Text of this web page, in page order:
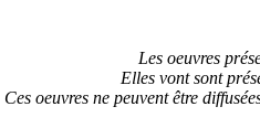
Les oeuvres
Elles vont sont
Ces oeuvres ne peuvent être